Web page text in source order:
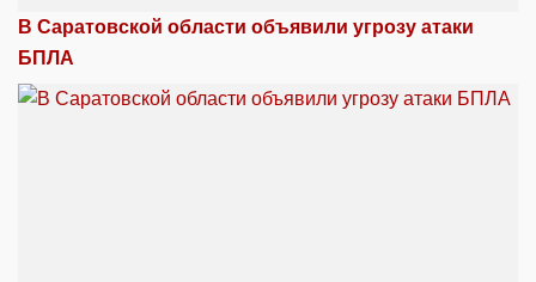
В Саратовской области объявили угрозу атаки
БПЛА